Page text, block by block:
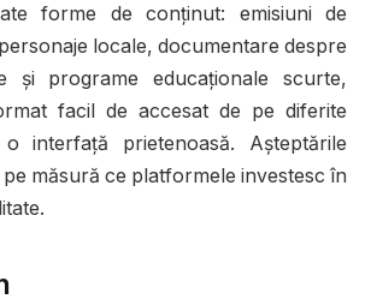
forme de conținut: emisiuni de
locale, documentare despre
și programe educaționale scurte,
facil de accesat de pe diferite
interfață prietenoasă. Așteptările
măsură ce platformele investesc în